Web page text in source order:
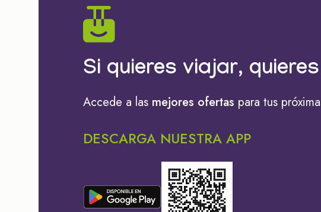
Si quieres viajar,
Accede a las mejores ofertas para tus
DESCARGA NUESTRA APP